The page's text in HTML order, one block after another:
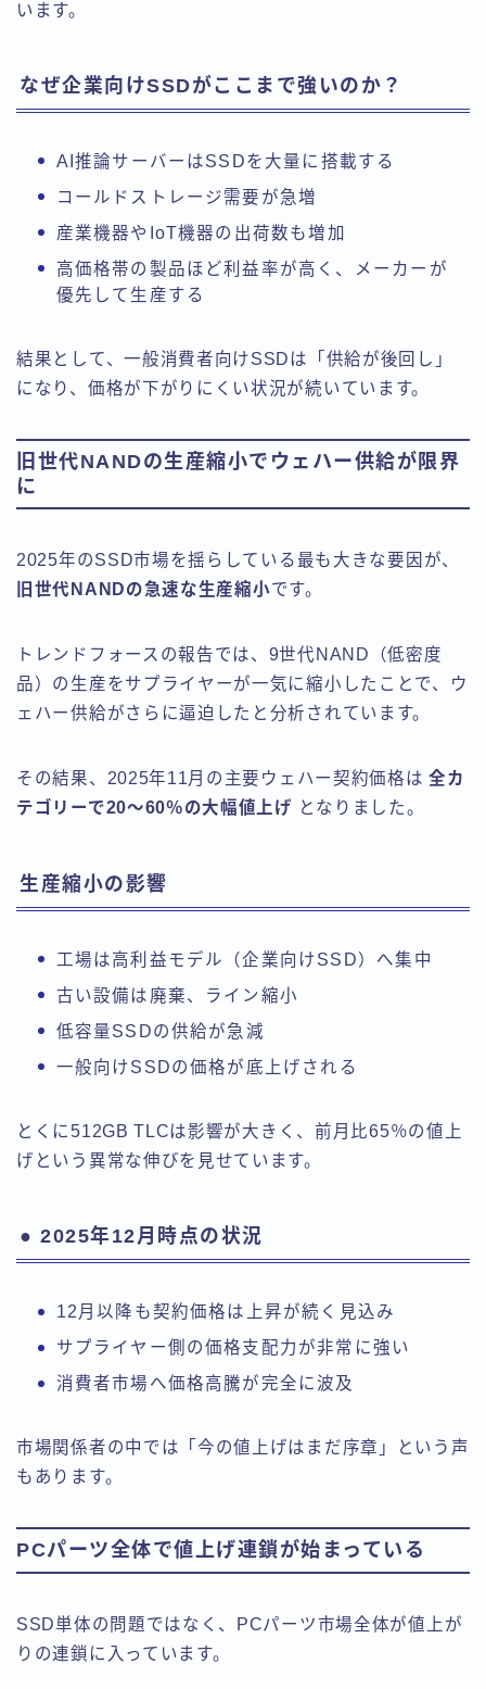
います。
なぜ企業向けSSDがここまで強いのか？
AI推論サーバーはSSDを大量に搭載する
コールドストレージ需要が急増
産業機器やIoT機器の出荷数も増加
高価格帯の製品ほど利益率が高く、メーカーが
優先して生産する
結果として、一般消費者向けSSDは「供給が後回し」
になり、価格が下がりにくい状況が続いています。
旧世代NANDの生産縮小でウェハー供給が限界
に
2025年のSSD市場を揺らしている最も大きな要因が、
旧世代NANDの急速な生産縮小です。
トレンドフォースの報告では、9世代NAND（低密度
品）の生産をサプライヤーが一気に縮小したことで、ウ
ェハー供給がさらに逼迫したと分析されています。
その結果、2025年11月の主要ウェハー契約価格は全カ
テゴリーで20〜60％の大幅値上げ となりました。
生産縮小の影響
工場は高利益モデル（企業向けSSD）へ集中
古い設備は廃棄、ライン縮小
低容量SSDの供給が急減
一般向けSSDの価格が底上げされる
とくに512GB TLCは影響が大きく、前月比65％の値上
げという異常な伸びを見せています。
● 2025年12月時点の状況
12月以降も契約価格は上昇が続く見込み
サプライヤー側の価格支配力が非常に強い
消費者市場へ価格高騰が完全に波及
市場関係者の中では「今の値上げはまだ序章」という声
もあります。
PCパーツ全体で値上げ連鎖が始まっている
SSD単体の問題ではなく、PCパーツ市場全体が値上が
りの連鎖に入っています。